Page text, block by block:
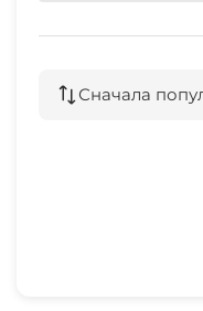
Сначала